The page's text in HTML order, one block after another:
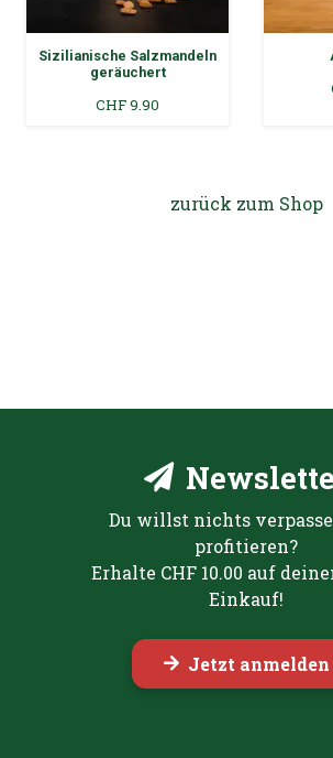
Alte Quitte
Alte
zurück zum Shop
Du willst nichts
profitieren?
Erhalte CHF 10.00 auf
Einkauf!
Jetzt anmelden